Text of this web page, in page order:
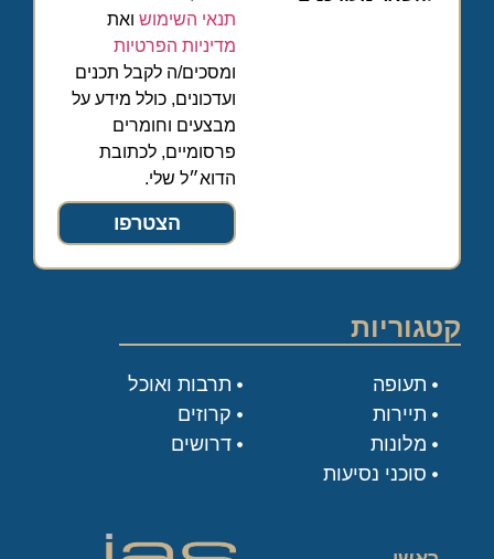
תנאי השימוש ואת
מדיניות הפרטיות
ומסכים/ה לקבל תכנים
ועדכונים, כולל מידע על
מבצעים וחומרים
פרסומיים, לכתובת
הדוא״ל שלי.
הצטרפו
קטגוריות
תעופה
תיירות
מלונות
סוכני נסיעות
תרבות ואוכל
קרוזים
דרושים